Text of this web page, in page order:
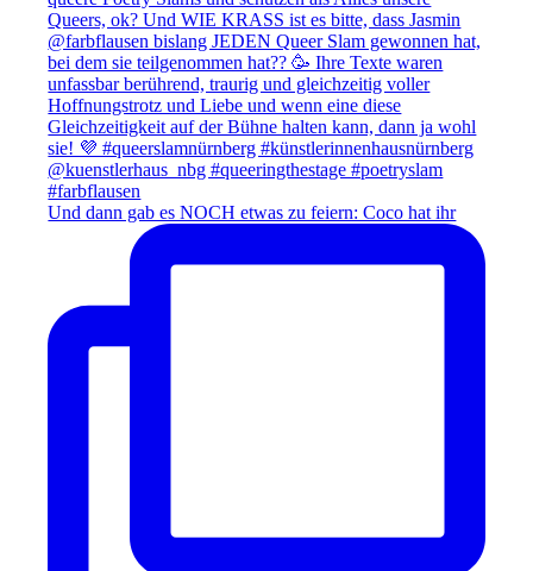
Und dann gab es NOCH etwas zu feiern: Coco hat ihr